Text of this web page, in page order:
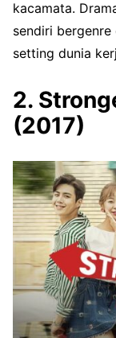
kacamata.
sendiri
setting dunia
2.
(2017)